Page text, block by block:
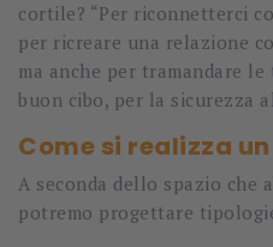
cortile? “Per riconnetterci
per ricreare una relazione
ma anche per tramandare
buon cibo, per la sicurezza
Come si realizza
A seconda dello spazio che
potremo progettare